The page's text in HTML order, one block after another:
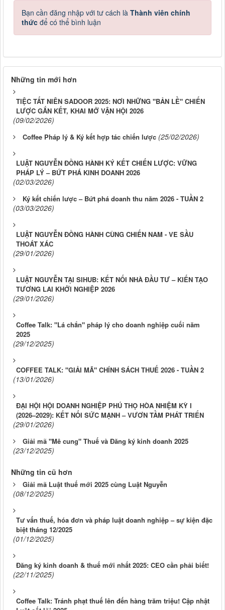
Bạn cần đăng nhập với tư cách là Thành viên chính
thức để có thể bình luận
Những tin mới hơn
TIỆC TẤT NIÊN SADOOR 2025: NƠI NHỮNG "BẢN LỀ" CHIẾN
LƯỢC GẮN KẾT, KHAI MỞ VẬN HỘI 2026
(09/02/2026)
Coffee Pháp lý & Ký kết hợp tác chiến lược (25/02/2026)
LUẬT NGUYỄN ĐỒNG HÀNH KÝ KẾT CHIẾN LƯỢC: VỮNG
PHÁP LÝ – BỨT PHÁ KINH DOANH 2026
(02/03/2026)
Ký kết chiến lược – Bứt phá doanh thu năm 2026 - TUẦN 2
(03/03/2026)
LUẬT NGUYỄN ĐỒNG HÀNH CÙNG CHIẾN NAM - VE SẦU
THOÁT XÁC
(29/01/2026)
LUẬT NGUYỄN TẠI SIHUB: KẾT NỐI NHÀ ĐẦU TƯ – KIẾN TẠO
TƯƠNG LAI KHỞI NGHIỆP 2026
(29/01/2026)
Coffee Talk: "Lá chắn" pháp lý cho doanh nghiệp cuối năm
2025
(29/12/2025)
COFFEE TALK: "GIẢI MÃ" CHÍNH SÁCH THUẾ 2026 - TUẦN 2
(13/01/2026)
ĐẠI HỘI HỘI DOANH NGHIỆP PHÚ THỌ HÒA NHIỆM KỲ I
(2026–2029): KẾT NỐI SỨC MẠNH – VƯƠN TẦM PHÁT TRIỂN
(29/01/2026)
Giải mã "Mê cung" Thuế và Đăng ký kinh doanh 2025
(23/12/2025)
Những tin cũ hơn
Giải mã Luật thuế mới 2025 cùng Luật Nguyễn
(08/12/2025)
Tư vấn thuế, hóa đơn và pháp luật doanh nghiệp – sự kiện đặc
biệt tháng 12/2025
(01/12/2025)
Đăng ký kinh doanh & thuế mới nhất 2025: CEO cần phải biết!
(22/11/2025)
Coffee Talk: Tránh phạt thuế lên đến hàng trăm triệu! Cập nhật